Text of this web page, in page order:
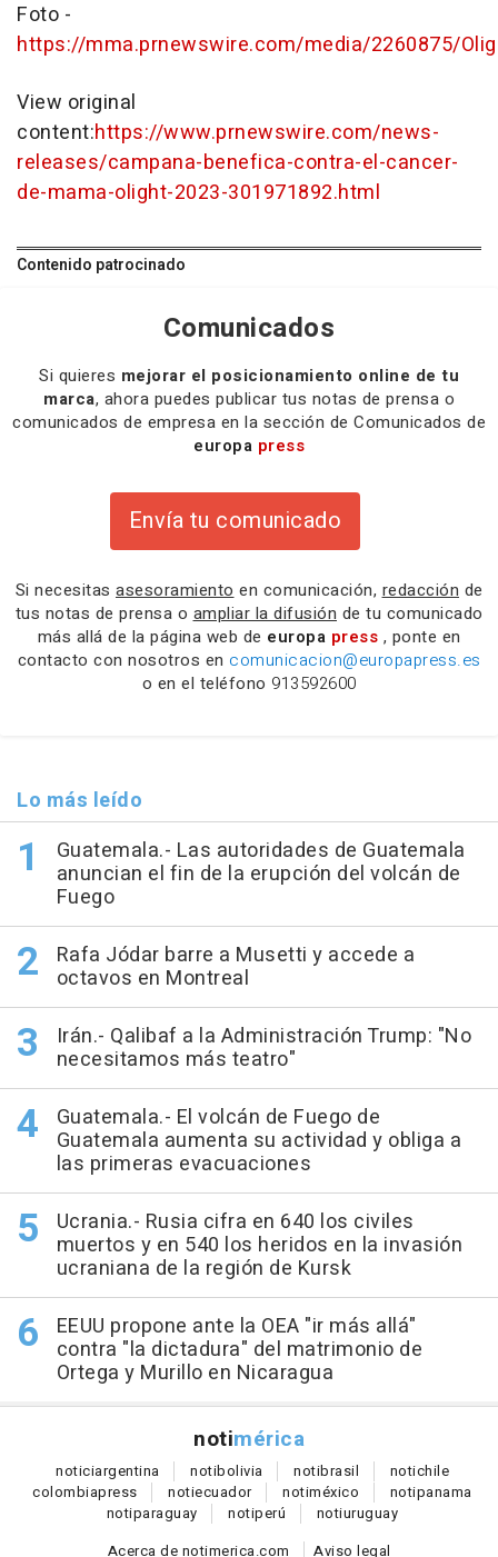
Foto -
https://mma.prnewswire.com/media/2260875/
View original
content:https://www.prnewswire.com/news-
releases/campana-benefica-contra-el-cancer-
de-mama-olight-2023-301971892.html
Contenido patrocinado
Comunicados
Si quieres mejorar el posicionamiento online de tu
marca, ahora puedes publicar tus notas de prensa o
comunicados de empresa en la sección de Comunicados de
europa press
Envía tu comunicado
Si necesitas asesoramiento en comunicación, redacción de
tus notas de prensa o ampliar la difusión de tu comunicado
más allá de la página web de europa press , ponte en
contacto con nosotros en comunicacion@europapress.es
o en el teléfono 913592600
Lo más leído
Guatemala.- Las autoridades de Guatemala
anuncian el fin de la erupción del volcán de
Fuego
Rafa Jódar barre a Musetti y accede a
octavos en Montreal
Irán.- Qalibaf a la Administración Trump: "No
necesitamos más teatro"
Guatemala.- El volcán de Fuego de
Guatemala aumenta su actividad y obliga a
las primeras evacuaciones
Ucrania.- Rusia cifra en 640 los civiles
muertos y en 540 los heridos en la invasión
ucraniana de la región de Kursk
EEUU propone ante la OEA "ir más allá"
contra "la dictadura" del matrimonio de
Ortega y Murillo en Nicaragua
notimérica
noticiargentina notibolivia notibrasil notichile
colombiapress notiecuador notiméxico notipanama
notiparaguay notiperú notiuruguay
Acerca de notimerica.com
Aviso legal